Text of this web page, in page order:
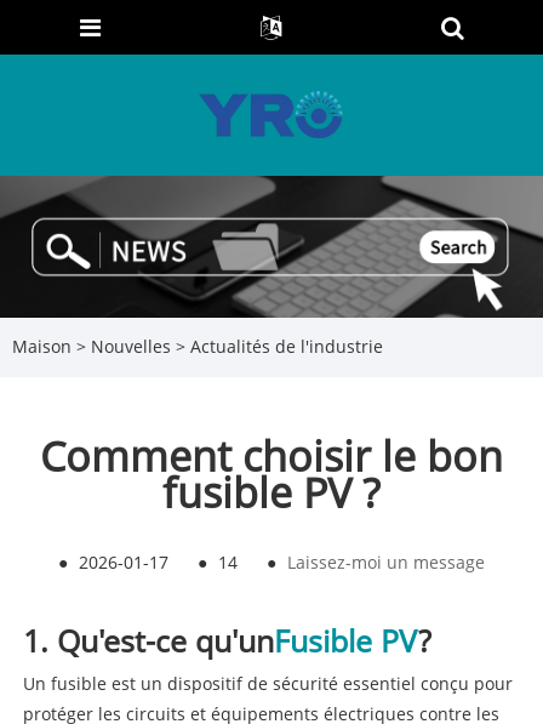
Maison > Nouvelles > Actualités de l'industrie
Comment choisir le bon
fusible PV ?
● 2026-01-17 ● 14 ● Laissez-moi un message
1. Qu'est-ce qu'unFusible PV?
Un fusible est un dispositif de sécurité essentiel conçu pour
protéger les circuits et équipements électriques contre les